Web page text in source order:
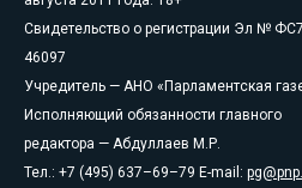
Свидетельство о регистрации Эл №
46097
Учредитель — АНО «Парламентская
Исполняющий обязанности главного
редактора — Абдуллаев М.Р.
Тел.: +7 (495) 637–69–79 E-mail: